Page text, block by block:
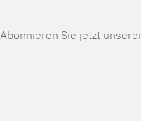
Abonnieren Sie jetzt